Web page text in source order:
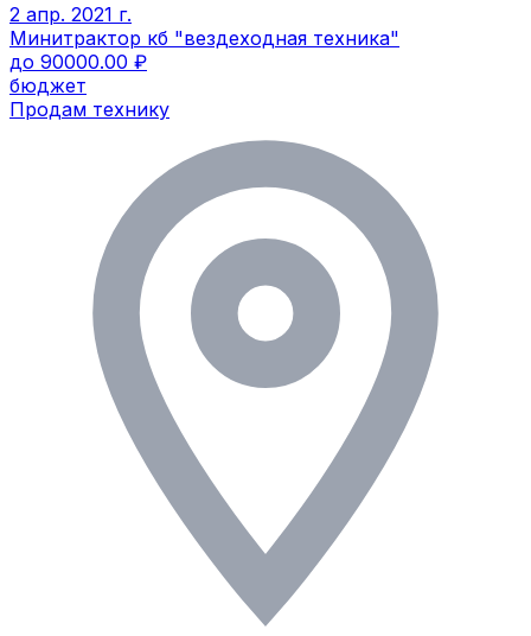
2 апр. 2021 г.
Минитрактор кб "вездеходная техника"
до 90000.00 ₽
бюджет
Продам технику